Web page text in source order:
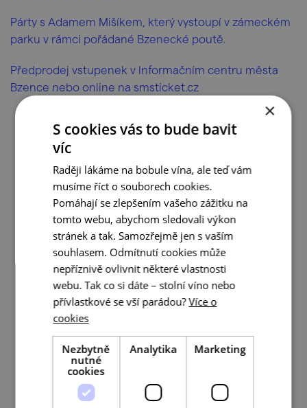
Párty s Adamem Mišíkem, který vystoupí v zámeckém
parku v rámci pořádané Bzenecké poutě.
Předprodej vstupenek v Informačním centru města
Bzence nebo online na smsticket.cz
×
S cookies vás to bude bavit
víc
Raději lákáme na bobule vína, ale teď vám
musíme říct o souborech cookies.
Pomáhají se zlepšením vašeho zážitku na
tomto webu, abychom sledovali výkon
stránek a tak. Samozřejmě jen s vaším
souhlasem. Odmítnutí cookies může
nepříznivě ovlivnit některé vlastnosti
webu. Tak co si dáte – stolní víno nebo
přívlastkové se vší parádou?Více o
cookies
Nezbytně
nutné
cookies
Analytika Marketing